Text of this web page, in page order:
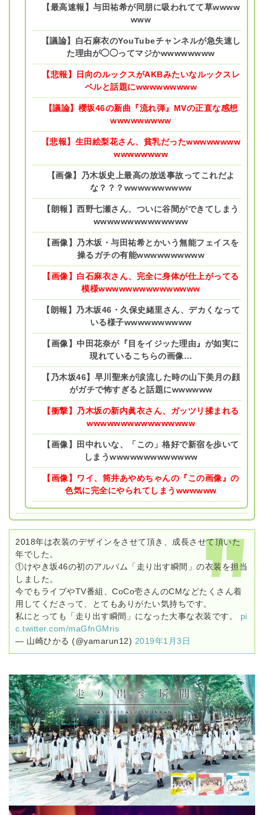
【最高速報】与田祐希が同朋に吸われてて草wwww
www
【議論】白石麻衣のYouTubeチャンネルが急失速し
た理由が◯◯ってマジかwwwwwwww
【悲報】日向のルックスがAKBみたいなルックスレ
ベルと話題にwwwwwwwww
【議論】櫻坂46の新曲『流れ弾』MVの正直な感想
wwwwwwwww
【悲報】生田絵梨花さん、貧乳だったwwwwwwww
wwwwwwww
【画像】乃木坂史上最高の放送事故ってこれだよ
な？？？wwwwwwwwww
【朗報】西野七瀬さん、ついに谷間ができてしまう
wwwwwwwwwwwwww
【画像】乃木坂・与田祐希とかいう無能フェイスを
操るガチの有能wwwwwwwwww
【画像】白石麻衣さん、完全に身体が仕上がってる
模様wwwwwwwwwwwwwww
【朗報】乃木坂46・久保史緒里さん、デカくなって
いる様子wwwwwwwwww
【画像】中田花奈が『目をイジッた理由』が如実に
現れているこちらの画像…
【乃木坂46】早川聖来が涙流した時の山下美月の顔
がガチで怖すぎると話題にwwwwww
【衝撃】乃木坂の新内眞衣さん、ガッツリ揉まれる
wwwwwwwwwwwwwwww
【画像】田中れいな、「この」格好で新宿を歩いて
しまうwwwwwwwwwwwww
【画像】ワイ、筒井あやめちゃんの『この画像』の
色気に完全にやられてしまうwwwwww
2018年は衣装のデザインをさせて頂き、成長させて頂いた
年でした。
①けやき坂46の初のアルバム「走り出す瞬間」の衣装を担当
しました。
今でもライブやTV番組、CoCo壱さんのCMなどたくさん着
用してくださって、とてもありがたい気持ちです。
私にとっても「走り出す瞬間」になった大事な衣装です。 pi
c.twitter.com/maGfnGMris
— 山崎ひかる (@yamarun12) 2019年1月3日